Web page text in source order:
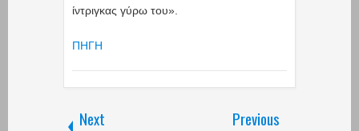
ίντριγκας γύρω του».
ΠΗΓΗ
Next Previous